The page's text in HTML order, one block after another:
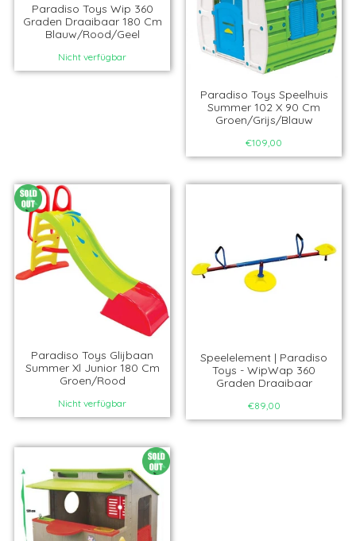
Paradiso Toys Wip 360
Graden Draaibaar 180 Cm
Blauw/Rood/Geel
Nicht verfügbar
Paradiso Toys Speelhuis
Summer 102 X 90 Cm
Groen/Grijs/Blauw
€109,00
Paradiso Toys Glijbaan
Summer Xl Junior 180 Cm
Groen/Rood
Nicht verfügbar
Speelelement | Paradiso
Toys - WipWap 360
Graden Draaibaar
€89,00